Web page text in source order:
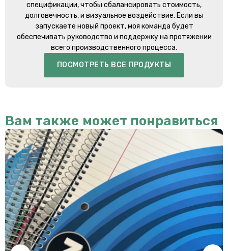
спецификации, чтобы сбалансировать стоимость,
долговечность, и визуальное воздействие. Если вы
запускаете новый проект, моя команда будет
обеспечивать руководство и поддержку на протяжении
всего производственного процесса.
ПОСМОТРЕТЬ ВСЕ ПРОДУКТЫ
Вам также может понравиться